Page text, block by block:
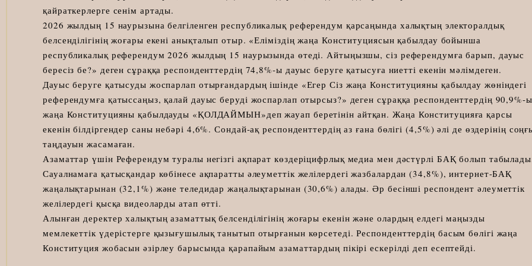
қайраткерлерге сенім артады.
2026 жылдың 15 наурызына белгіленген республикалық референдум қарсаңында халықтың электоралдық
белсенділігінің жоғары екені анықталып отыр. «Еліміздің жаңа Конституциясын қабылдау бойынша
республикалық референдум 2026 жылдың 15 наурызында өтеді. Айтыңызшы, сіз референдумға барып, дауыс
бересіз бе?» деген сұраққа респонденттердің 74,8%-ы дауыс беруге қатысуға ниетті екенін мәлімдеген.
Дауыс беруге қатысуды жоспарлап отырғандардың ішінде «Егер Сіз жаңа Конституцияны қабылдау жөніндегі
референдумға қатыссаңыз, қалай дауыс беруді жоспарлап отырсыз?» деген сұраққа респонденттердің 90,9%-ы
жаңа Конституцияны қабылдауды «ҚОЛДАЙМЫН»деп жауап беретінін айтқан. Жаңа Конституцияға қарсы
екенін білдіргендер саны небәрі 4,6%. Сондай-ақ респонденттердің аз ғана бөлігі (4,5%) әлі де өздерінің
таңдауын жасамаған.
Азаматтар үшін Референдум туралы негізгі ақпарат көздеріцифрлық медиа мен дәстүрлі БАҚ болып
Сауалнамаға қатысқандар көбінесе ақпаратты әлеуметтік желілердегі жазбалардан (34,8%), интернет-БАҚ
жаңалықтарынан (32,1%) және теледидар жаңалықтарынан (30,6%) алады. Әр бесінші респондент әлеуметтік
желілердегі қысқа видеоларды атап өтті.
Алынған деректер халықтың азаматтық белсенділігінің жоғары екенін және олардың елдегі маңызды
мемлекеттік үдерістерге қызығушылық танытып отырғанын көрсетеді. Респонденттердің басым бөлігі жаңа
Конституция жобасын әзірлеу барысында қарапайым азаматтардың пікірі ескерілді деп есептейді.